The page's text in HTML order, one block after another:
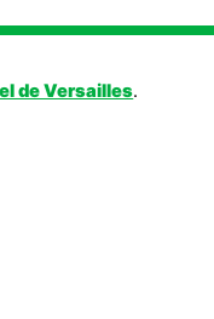
de Versailles.